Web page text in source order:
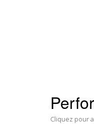
Cliquez pour